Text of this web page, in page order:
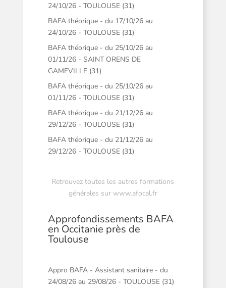
24/10/26 - TOULOUSE (31)
BAFA théorique - du 17/10/26 au
24/10/26 - TOULOUSE (31)
BAFA théorique - du 25/10/26 au
01/11/26 - SAINT ORENS DE
GAMEVILLE (31)
BAFA théorique - du 25/10/26 au
01/11/26 - TOULOUSE (31)
BAFA théorique - du 21/12/26 au
29/12/26 - TOULOUSE (31)
BAFA théorique - du 21/12/26 au
29/12/26 - TOULOUSE (31)
Retrouvez toutes les autres formations
générales sur www.afocal.fr
Approfondissements BAFA
en Occitanie près de
Toulouse
Appro BAFA - Assistant sanitaire - du
24/08/26 au 29/08/26 - TOULOUSE (31)